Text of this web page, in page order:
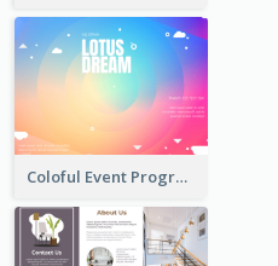
Coloful Event Program Brochure